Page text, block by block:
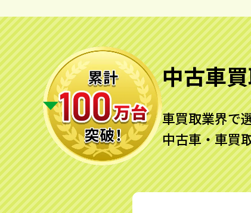
中古車
車買取業界で
中古車・車買